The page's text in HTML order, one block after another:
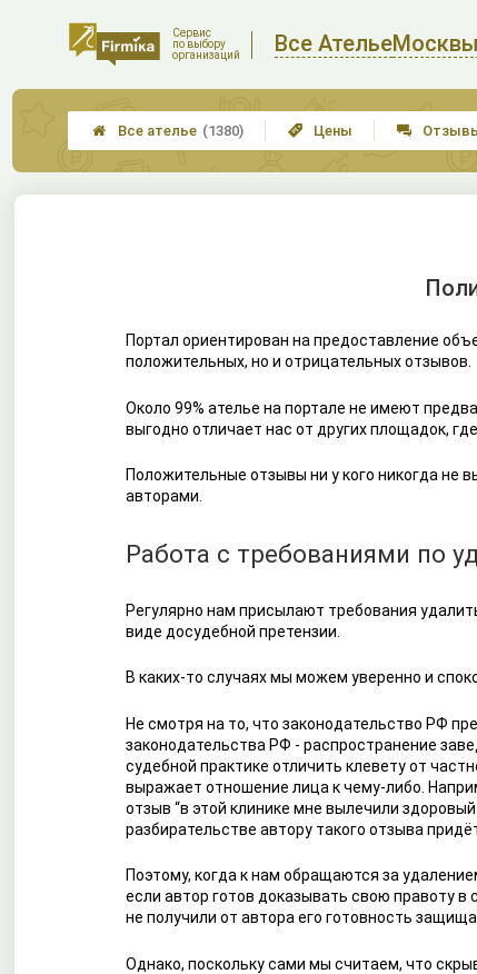
Сервис
по выбору
организаций
Все АтельеМосквы

 Цены
 Все ателье (1380)
Портал ориентирован на предоставление
положительных, но и отрицательных отзывов.
Около 99% ателье на портале не имеют
выгодно отличает нас от других площадок,
Положительные отзывы ни у кого никогда не
авторами.
Работа с требованиями по
Регулярно нам присылают требования
виде досудебной претензии.
В каких-то случаях мы можем уверенно и
Не смотря на то, что законодательство РФ
законодательства РФ - распространение
судебной практике отличить клевету от
выражает отношение лица к чему-либо.
отзыв “в этой клинике мне вылечили
разбирательстве автору такого отзыва
Поэтому, когда к нам обращаются за
если автор готов доказывать свою правоту
не получили от автора его готовность
Однако, поскольку сами мы считаем, что